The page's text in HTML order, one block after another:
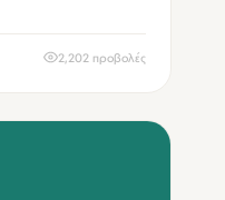
2,202 προβολές